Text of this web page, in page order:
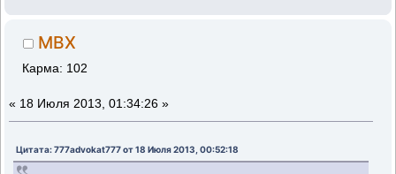
MBX
Карма: 102
« 18 Июля 2013, 01:34:26 »
Цитата: 777advokat777 от 18 Июля 2013, 00:52:18